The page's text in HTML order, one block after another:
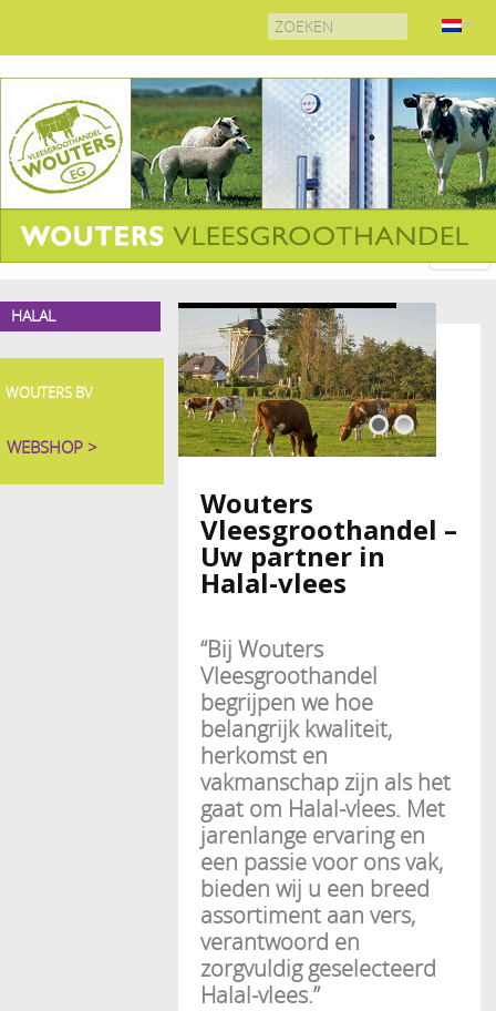
Search
for:
HALAL
WOUTERS BV
WEBSHOP >
Wouters
Vleesgroothandel –
Uw partner in
Halal-vlees
“Bij Wouters
Vleesgroothandel
begrijpen we hoe
belangrijk kwaliteit,
herkomst en
vakmanschap zijn als het
gaat om Halal-vlees. Met
jarenlange ervaring en
een passie voor ons vak,
bieden wij u een breed
assortiment aan vers,
verantwoord en
zorgvuldig geselecteerd
Halal-vlees.”